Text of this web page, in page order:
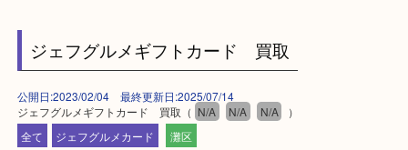
HOME
ジェフグルメギフトカード 買取